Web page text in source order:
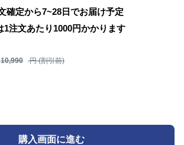
確定から7~28日でお届け予定
1注文あたり 1000円かかります
10,990 円 (割引前)
購入画面に進む